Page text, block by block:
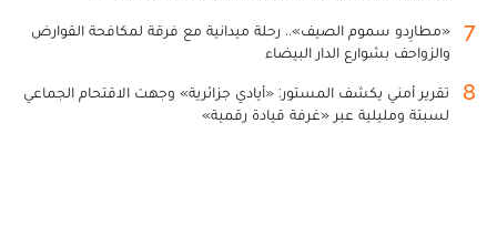
7
«مطارِدو سموم الصيف».. رحلة ميدانية مع فرقة لمكافحة القوارض
والزواحف بشوارع الدار البيضاء
8
تقرير أمني يكشف المستور: «أيادي جزائرية» وجهت الاقتحام الجماعي
لسبتة ومليلية عبر «غرفة قيادة رقمية»